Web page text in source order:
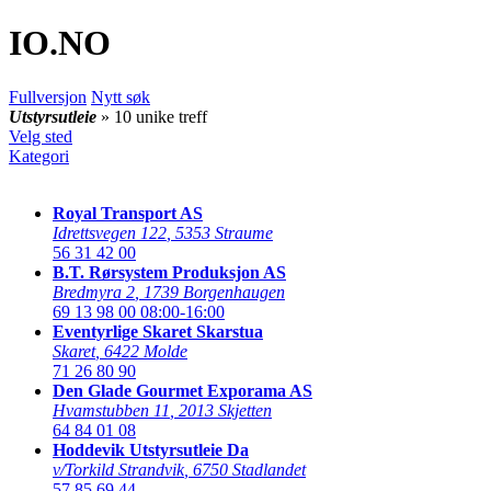
IO.NO
Fullversjon Nytt søk
Utstyrsutleie » 10 unike treff
Velg sted
Kategori
Royal Transport AS
Idrettsvegen 122 5353 Straume
56 31 42 00
B.T. Rørsystem Produksjon AS
Bredmyra 2 1739 Borgenhaugen
69 13 98 00 08:00-16:00
Eventyrlige Skaret Skarstua
Skaret, 6422 Molde
71 26 80 90
Den Glade Gourmet Exporama AS
Hvamstubben 11 2013 Skjetten
64 84 01 08
Hoddevik Utstyrsutleie Da
v/Torkild Strandvik, 6750 Stadlandet